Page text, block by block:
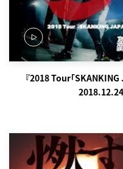
『2018 Tour「
2018.12.24